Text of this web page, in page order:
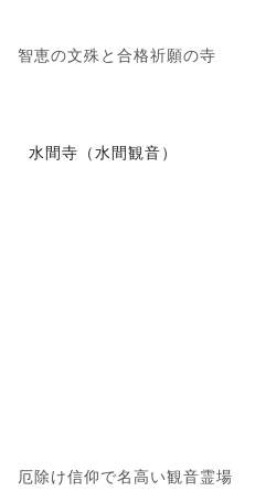
智恵の文殊と合格祈願の寺
水間寺（水間観音）
厄除け信仰で名高い観音霊場